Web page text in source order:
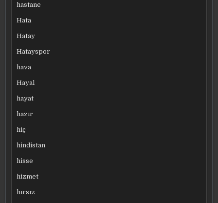
hastane
Hata
Hatay
Hatayspor
hava
Hayal
hayat
hazır
hiç
hindistan
hisse
hizmet
hırsız